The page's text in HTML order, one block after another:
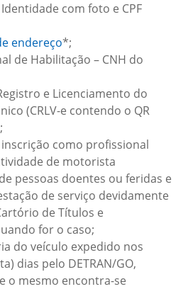
com foto e CPF
endereço*;
de Habilitação – CNH do
e Licenciamento do
(CRLV-e contendo o QR
como profissional
de motorista
pessoas doentes ou feridas e
de serviço devidamente
de Títulos e
for o caso;
do veículo expedido nos
dias pelo DETRAN/GO,
o mesmo encontra-se